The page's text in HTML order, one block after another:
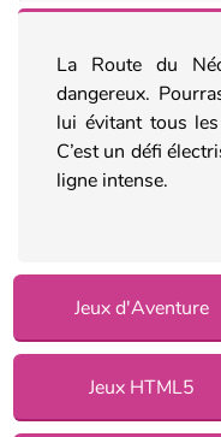
La Route du
dangereux.
lui évitant tous
C’est un défi
ligne intense.
Jeux d'Aventure
Jeux HTML5